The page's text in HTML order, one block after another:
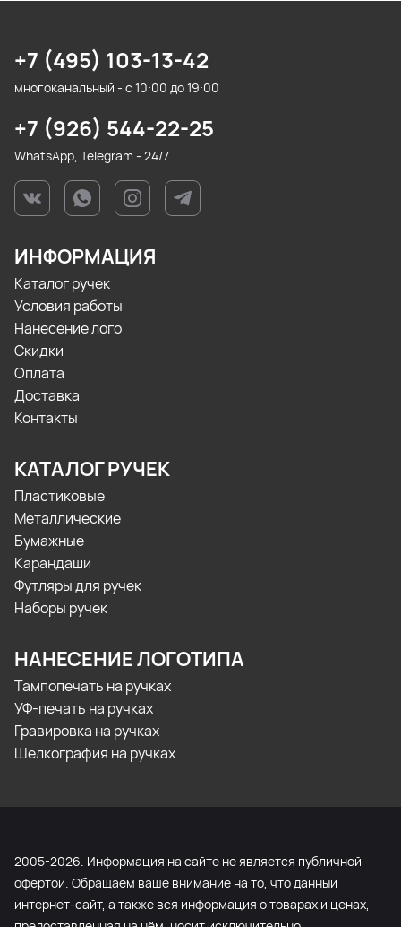
+7 (495) 103-13-42
многоканальный - с 10:00 до 19:00
+7 (926) 544-22-25
WhatsApp, Telegram - 24/7
ИНФОРМАЦИЯ
Каталог ручек
Условия работы
Нанесение лого
Скидки
Оплата
Доставка
Контакты
КАТАЛОГ РУЧЕК
Пластиковые
Металлические
Бумажные
Карандаши
Футляры для ручек
Наборы ручек
НАНЕСЕНИЕ ЛОГОТИПА
Тампопечать на ручках
УФ-печать на ручках
Гравировка на ручках
Шелкография на ручках
2005-2026. Информация на сайте не является публичной
офертой. Обращаем ваше внимание на то, что данный
интернет-сайт, а также вся информация о товарах и ценах,